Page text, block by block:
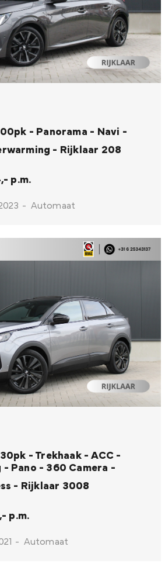
- Panorama - Navi -
- Rijklaar 208
p.m.
- Automaat
- Trekhaak - ACC -
Pano - 360 Camera -
- Rijklaar 3008
p.m.
- Automaat